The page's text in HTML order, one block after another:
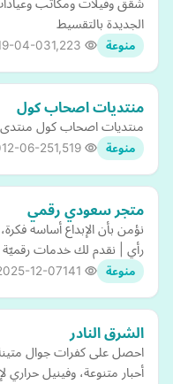
شقق وفيلات ومكاتب
الجديدة بالتقسيط
منوعة 04-03
منتديات اصحاب كول
منتديات اصحاب كول منتدى
منوعة 06-25
متجر سعودي رقمي
نؤمن بأن الإبداع أساسه
رأي | نقدم لك خدمات
منوعة 12-07
الشرق النادر
احصل على كفرات جوال
أحبار متنوعة، وفينيل